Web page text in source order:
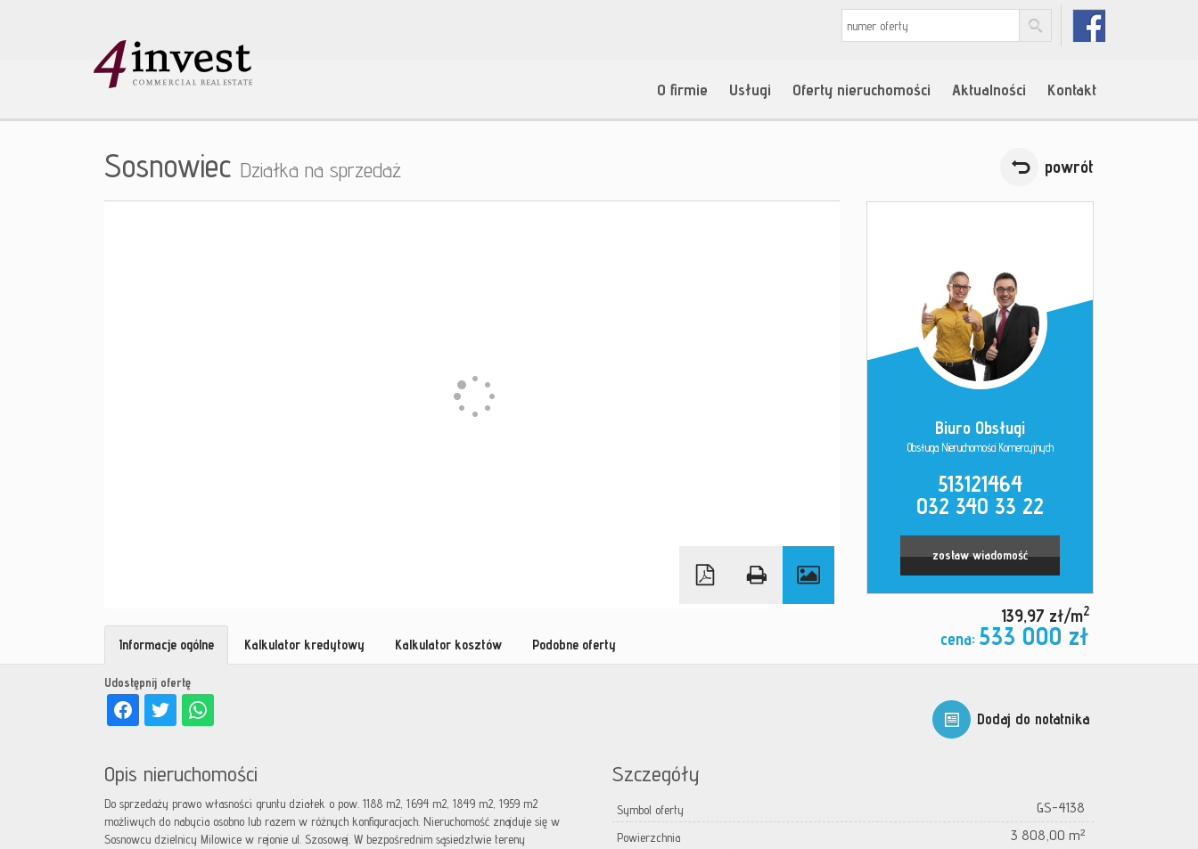
O firmie Usługi Oferty nieruchomości Aktualności Kontakt
Sosnowiec Działka na sprzedaż powrót
Biuro Obsługi
Obsługa Nieruchomości Komercyjnych
513121464
032 340 33 22
zostaw wiadomość
139,97 zł/m2
cena: 533 000 zł
Dodaj do notatnika
Udostępnij ofertę
Informacje ogólne Kalkulator kredytowy Kalkulator kosztów Podobne oferty
Opis nieruchomości
Do sprzedaży prawo własności gruntu działek o pow. 1188 m2, 1694 m2, 1849 m2, 1959 m2
możliwych do nabycia osobno lub razem w różnych konfiguracjach. Nieruchomość znajduje się w
Sosnowcu dzielnicy Milowice w rejonie ul. Szosowej. W bezpośrednim sąsiedztwie tereny
Szczegóły
Symbol oferty GS-4138
Powierzchnia 3 808,00 m²